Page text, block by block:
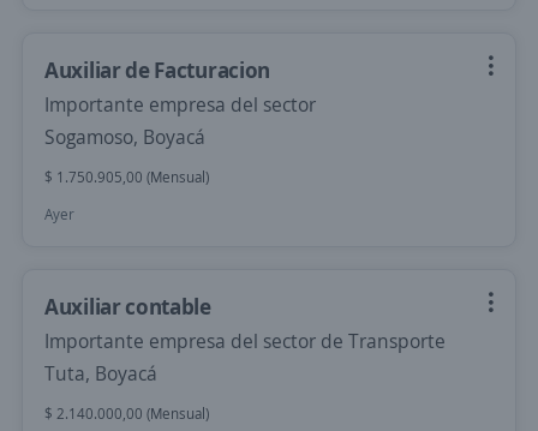
Auxiliar de Facturacion
Importante empresa del sector
Sogamoso, Boyacá
$ 1.750.905,00 (Mensual)
Ayer
Auxiliar contable
Importante empresa del sector de Transporte
Tuta, Boyacá
$ 2.140.000,00 (Mensual)